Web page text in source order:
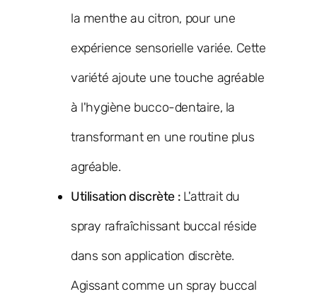
la menthe au citron, pour une
expérience sensorielle variée. Cette
variété ajoute une touche agréable
à l'hygiène bucco-dentaire, la
transformant en une routine plus
agréable.
Utilisation discrète : L'attrait du
spray rafraîchissant buccal réside
dans son application discrète.
Agissant comme un spray buccal